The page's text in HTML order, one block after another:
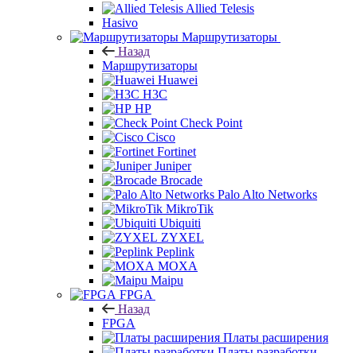
Allied Telesis
Hasivo
Маршрутизаторы
Назад
Маршрутизаторы
Huawei
H3C
HP
Check Point
Cisco
Fortinet
Juniper
Brocade
Palo Alto Networks
MikroTik
Ubiquiti
ZYXEL
Peplink
MOXA
Maipu
FPGA
Назад
FPGA
Платы расширения